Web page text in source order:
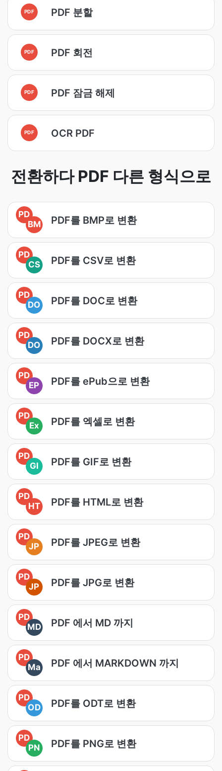
PDF PDF 분할
PDF PDF 회전
PDF PDF 잠금 해제
PDF OCR PDF
전환하다 PDF 다른 형식으로
PD
BM
PDF를 BMP로 변환
PD
CS
PDF를 CSV로 변환
PD
DO
PDF를 DOC로 변환
PD
DO
PDF를 DOCX로 변환
PD
EP
PDF를 ePub으로 변환
PD
Ex
PDF를 엑셀로 변환
PD
GI
PDF를 GIF로 변환
PD
HT
PDF를 HTML로 변환
PD
JP
PDF를 JPEG로 변환
PD
JP
PDF를 JPG로 변환
PD
MD
PDF 에서 MD 까지
PD
Ma
PDF 에서 MARKDOWN 까지
PD
OD
PDF를 ODT로 변환
PD
PN
PDF를 PNG로 변환